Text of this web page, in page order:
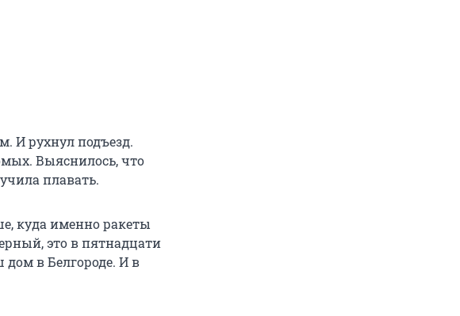
И рухнул подъезд.
Выяснилось, что
плавать.
куда именно ракеты
это в пятнадцати
дом в Белгороде. И в